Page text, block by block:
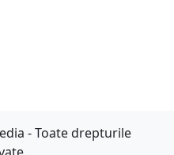
- Toate drepturile